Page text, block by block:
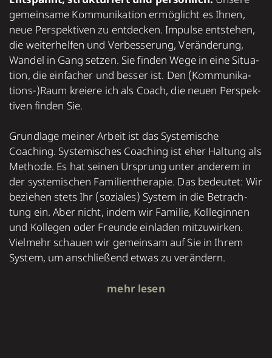
gemein­same Kom­mu­ni­ka­tion ermög­licht es Ihnen,
neue Per­spek­ti­ven zu ent­decken. Impulse ent­ste­hen,
die wei­ter­hel­fen und Ver­bes­se­rung, Ver­ände­rung,
Wan­del in Gang set­zen. Sie finden Wege in eine Situa­
tion, die ein­facher und besser ist. Den (Kom­mu­ni­ka­
tions-)Raum kreiere ich als Coach, die neuen Per­spek­
ti­ven fin­den Sie.
Grund­lage meiner Arbeit ist das Syste­mische
Coaching. Sys­te­mi­sches Coaching ist eher Hal­tung als
Methode. Es hat seinen Ursprung unter anderem in
der sys­te­mi­schen Fami­lien­­the­ra­pie. Das bedeu­tet: Wir
bezie­hen stets Ihr (sozia­les) System in die Betrach­
tung ein. Aber nicht, indem wir Fami­lie, Kol­leg­innen
und Kol­le­gen oder Freunde ein­la­den mit­zu­wir­ken.
Viel­mehr schauen wir gemein­sam auf Sie in Ihrem
Sys­tem, um anschlie­ßend etwas zu ver­ändern.
mehr lesen